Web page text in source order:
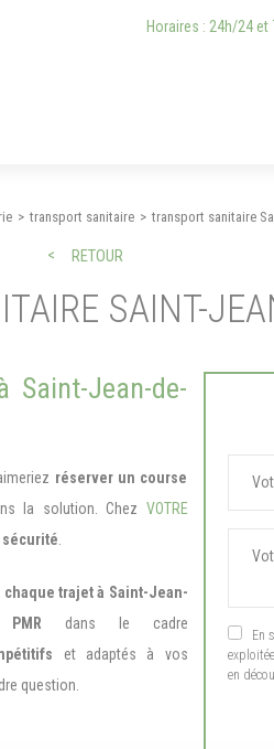
Horaires : 24h/24 et
transport sanitaire transport sanitaire
RETOUR
SAINT-
Saint-Jean-de-
réserver un course
la solution. Chez VOTRE
sécurité
trajet à Saint-Jean-
dans le cadre
et adaptés à vos
question.
En
en